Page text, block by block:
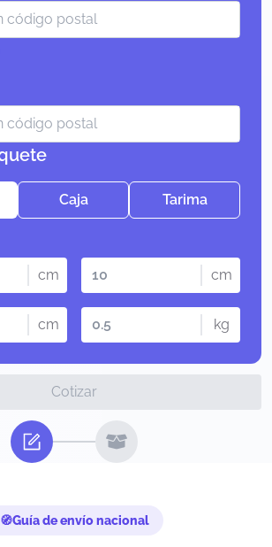
Caja Tarima
cm cm
cm kg
Cotizar
Guía de envío nacional